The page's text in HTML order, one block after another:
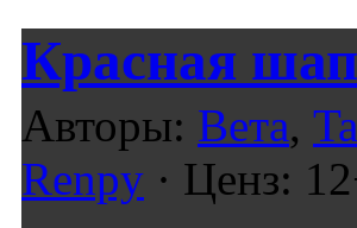
Красная
Авторы: Вета,
Renpy · Ценз: